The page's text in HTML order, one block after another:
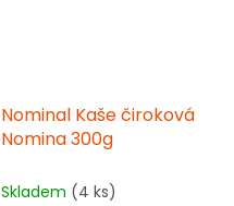
Nominal Kaše čiroková
Nomina 300g
Skladem (4 ks)